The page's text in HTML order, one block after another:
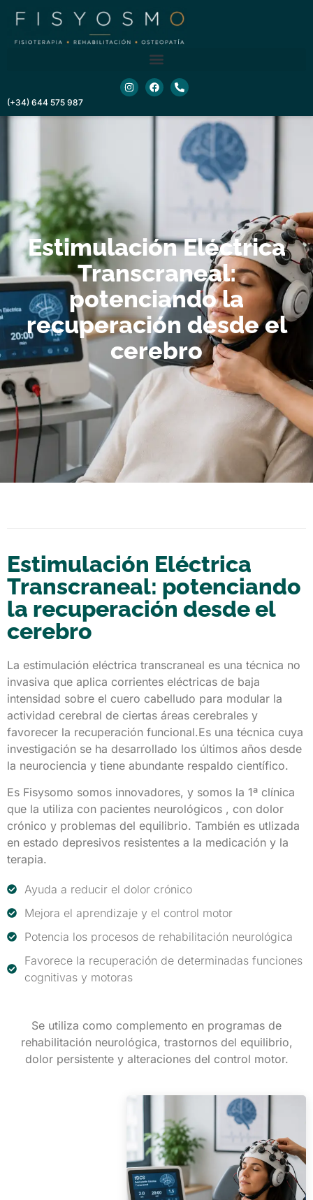
contenido
(+34) 644 575 987
Estimulación Eléctrica
Transcraneal:
potenciando la
recuperación desde el
cerebro
Estimulación Eléctrica
Transcraneal: potenciando
la recuperación desde el
cerebro
La estimulación eléctrica transcraneal es una técnica no
invasiva que aplica corrientes eléctricas de baja
intensidad sobre el cuero cabelludo para modular la
actividad cerebral de ciertas áreas cerebrales y
favorecer la recuperación funcional.Es una técnica cuya
investigación se ha desarrollado los últimos años desde
la neurociencia y tiene abundante respaldo científico.
Es Fisysomo somos innovadores, y somos la 1ª clínica
que la utiliza con pacientes neurológicos , con dolor
crónico y problemas del equilibrio. También es utlizada
en estado depresivos resistentes a la medicación y la
terapia.
Ayuda a reducir el dolor crónico
Mejora el aprendizaje y el control motor
Potencia los procesos de rehabilitación neurológica
Favorece la recuperación de determinadas funciones
cognitivas y motoras
Se utiliza como complemento en programas de
rehabilitación neurológica, trastornos del equilibrio,
dolor persistente y alteraciones del control motor.